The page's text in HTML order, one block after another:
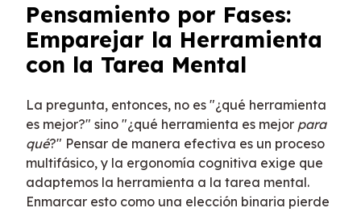
Pensamiento por Fases:
Emparejar la Herramienta
con la Tarea Mental
La pregunta, entonces, no es "¿qué herramienta
es mejor?" sino "¿qué herramienta es mejor para
qué?" Pensar de manera efectiva es un proceso
multifásico, y la ergonomía cognitiva exige que
adaptemos la herramienta a la tarea mental.
Enmarcar esto como una elección binaria pierde